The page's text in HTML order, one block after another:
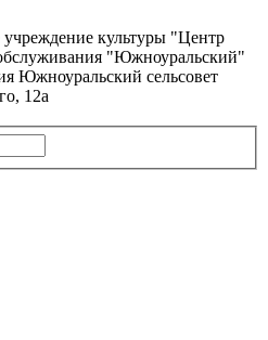
культуры "Центр
"Южноуральский"
Южноуральский сельсовет
12а